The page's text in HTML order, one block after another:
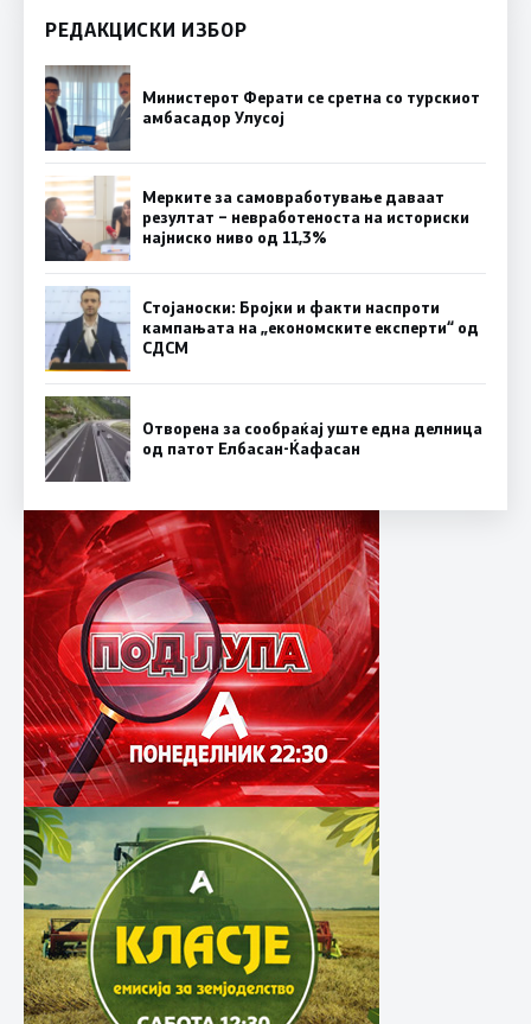
РЕДАКЦИСКИ ИЗБОР
Министерот Ферати се сретна со турскиот
амбасадор Улусој
Мерките за самовработување даваат
резултат – невработеноста на историски
најниско ниво од 11,3%
Стојаноски: Бројки и факти наспроти
кампањата на „економските експерти“ од
СДСM
Отворена за сообраќај уште една делница
од патот Елбасан-Ќафасан